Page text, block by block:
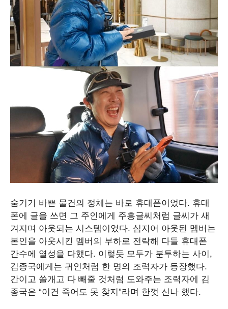
숨기기 바쁜 물건의 정체는 바로 휴대폰이었다. 휴대
폰에 글을 쓰면 그 주인에게 주홍글씨처럼 글씨가 새
겨지며 아웃되는 시스템이었다. 심지어 아웃된 멤버는
본인을 아웃시킨 멤버의 부하로 전락해 다들 휴대폰
간수에 열성을 다했다. 이렇듯 모두가 분투하는 사이,
김종국에게는 귀인처럼 한 명의 조력자가 등장했다.
간이고 쓸개고 다 빼줄 것처럼 도와주는 조력자에 김
종국은 “이건 죽어도 못 찾지”라며 한껏 신나 했다.